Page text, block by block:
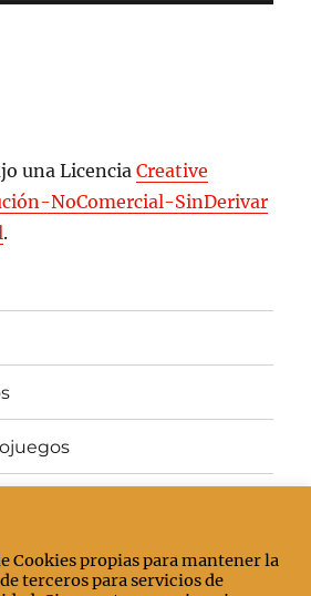
una LicenciaCreative
NoComercial-SinDerivar
.
Cookies propias para mantener la
terceros para servicios de